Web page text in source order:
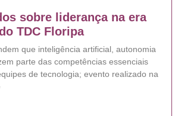
sobre liderança na era
TDC Floripa
que inteligência artificial, autonomia
parte das competências essenciais
de tecnologia; evento realizado na